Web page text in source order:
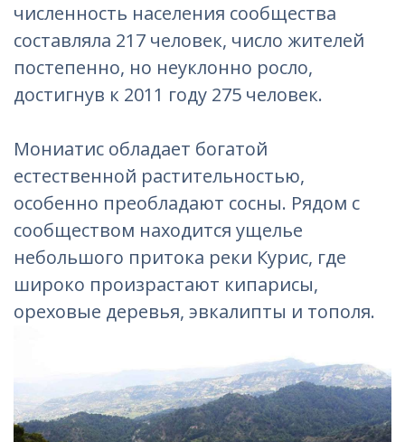
численность населения сообщества
составляла 217 человек, число жителей
постепенно, но неуклонно росло,
достигнув к 2011 году 275 человек.
Мониатис обладает богатой
естественной растительностью,
особенно преобладают сосны. Рядом с
сообществом находится ущелье
небольшого притока реки Курис, где
широко произрастают кипарисы,
ореховые деревья, эвкалипты и тополя.